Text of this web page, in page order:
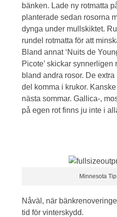
bänken. Lade ny rotmatta
planterade sedan rosorna
dynga under mullskiktet.
rundel rotmatta för att
Bland annat ‘Nuits de
Picote’ skickar synnerligen
bland andra rosor. De
del komma i krukor.
nästa sommar. Gallica-,
på egen rot finns ju inte i
Minnesota
Nåväl, när
tid för vinterskydd.